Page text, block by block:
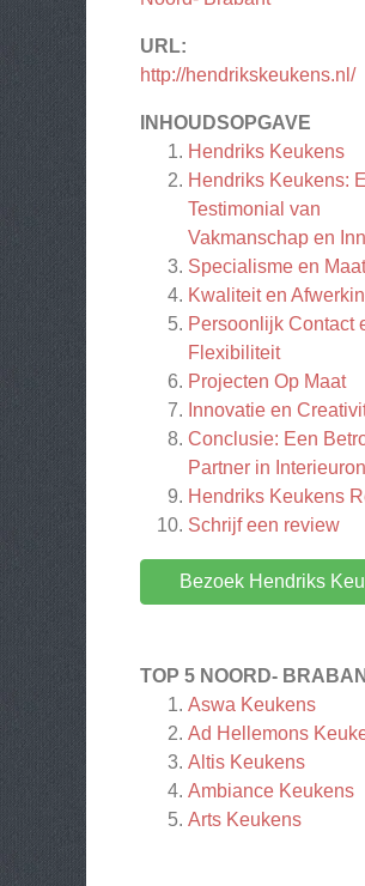
URL:
http://hendrikskeukens.nl/
INHOUDSOPGAVE
Hendriks Keukens
Hendriks Keukens:
Testimonial van
Vakmanschap en
Specialisme en
Kwaliteit en
Persoonlijk Contact
Flexibiliteit
Projecten Op Maat
Innovatie en
Conclusie: Een
Partner in
Hendriks Keukens
Schrijf een review
Bezoek Hendriks
TOP 5 NOORD-
Aswa Keukens
Ad Hellemons
Altis Keukens
Ambiance Keukens
Arts Keukens